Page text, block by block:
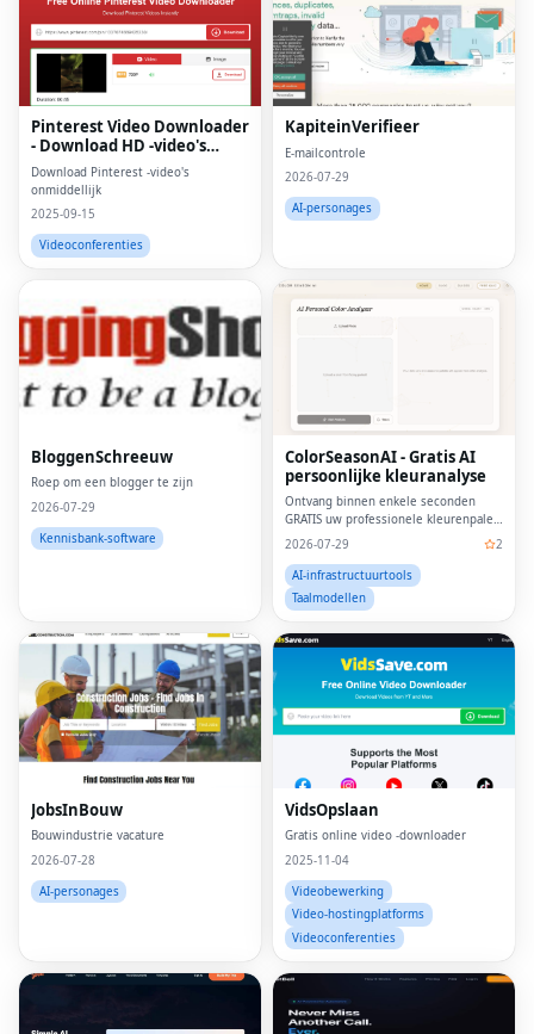
Pinterest Video Downloader
- Download HD -video's
online
Download Pinterest -video's
onmiddellijk
2025-09-15
Videoconferenties
KapiteinVerifieer
E-mailcontrole
2026-07-29
AI-personages
BloggenSchreeuw
Roep om een ​​blogger te zijn
2026-07-29
Kennisbank-software
ColorSeasonAI - Gratis AI
persoonlijke kleuranalyse
Ontvang binnen enkele seconden
GRATIS uw professionele kleurenpalet
voor 12 seizoenen.Geen aanmelding
2026-07-29
2
AI-infrastructuurtools
Taalmodellen
JobsInBouw
Bouwindustrie vacature
2026-07-28
AI-personages
VidsOpslaan
Gratis online video -downloader
2025-11-04
Videobewerking
Video-hostingplatforms
Videoconferenties